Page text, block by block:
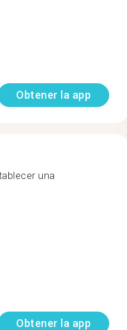
Obtener la app
una
Obtener la app